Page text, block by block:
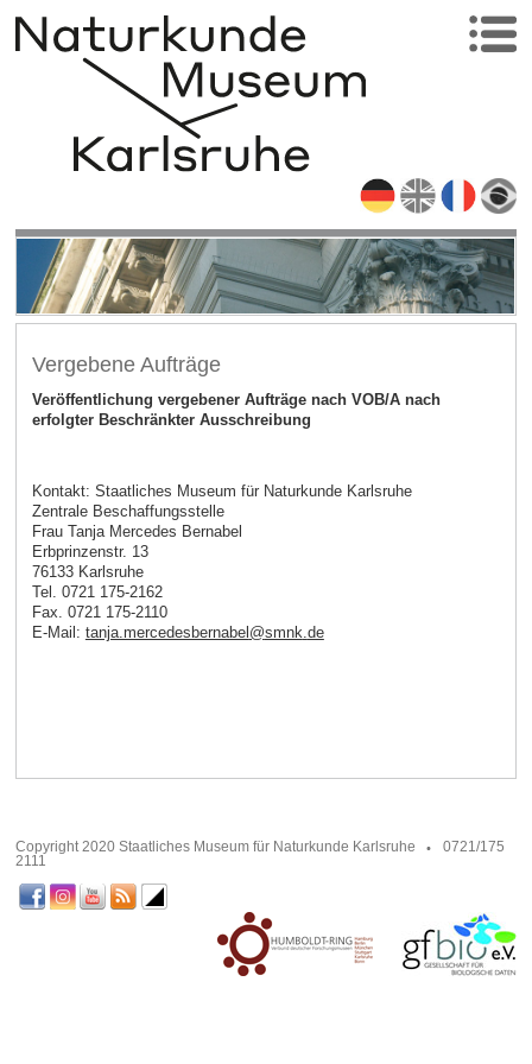
Vergebene Aufträge
Veröffentlichung vergebener Aufträge nach VOB/A nach
erfolgter Beschränkter Ausschreibung
Kontakt: Staatliches Museum für Naturkunde Karlsruhe
Zentrale Beschaffungsstelle
Frau Tanja Mercedes Bernabel
Erbprinzenstr. 13
76133 Karlsruhe
Tel. 0721 175-2162
Fax. 0721 175-2110
E-Mail: tanja.mercedesbernabel @smnk.de
Copyright 2020 Staatliches Museum für Naturkunde Karlsruhe
0721/175
2111